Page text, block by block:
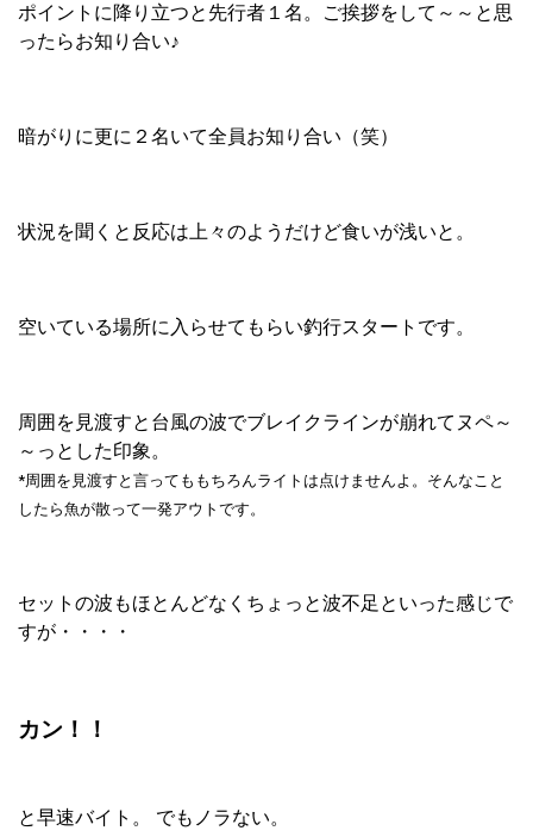
ポイントに降り立つと先行者１名。ご挨拶をして～～と思
ったらお知り合い♪
暗がりに更に２名いて全員お知り合い（笑）
状況を聞くと反応は上々のようだけど食いが浅いと。
空いている場所に入らせてもらい釣行スタートです。
周囲を見渡すと台風の波でブレイクラインが崩れてヌペ～
～っとした印象。
*周囲を見渡すと言ってももちろんライトは点けませんよ。そんなこと
したら魚が散って一発アウトです。
セットの波もほとんどなくちょっと波不足といった感じで
すが・・・・
カン！！
と早速バイト。 でもノラない。